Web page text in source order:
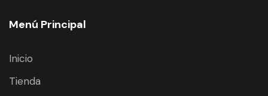
Menú Principal
Inicio
Tienda